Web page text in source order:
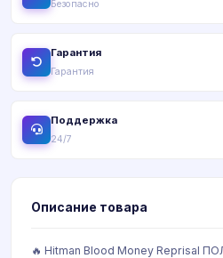
Безопасно
Гарантия
Гарантия
Поддержка
24/7
Описание товара
🔥 Hitman Blood Money Reprisal